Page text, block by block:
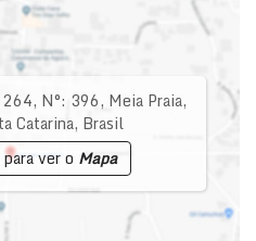
264, N°: 396, Meia Praia,
Catarina, Brasil
ver o Mapa